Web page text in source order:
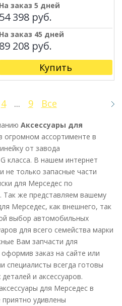
На заказ 5 дней
54 398 руб.
На заказ 45 дней
89 208 руб.
Купить
4 ... 9 Все
Аксессуары для
огромном ассортименте в
от завода
класса. В нашем интернет
не только запасные части
для Мерседес по
же представляем вашему
Мерседес, как внешнего, так
выбор автомобильных
для всего семейства марки
Вам запчасти для
заказ на сайте или
специалисты всегда готовы
и аксессуаров.
для Мерседес в
удивлены